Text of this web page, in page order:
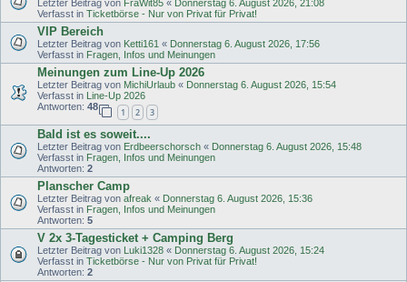
Letzter Beitrag von FraWit85 « Donnerstag 6. August 2026, 21:08
Verfasst in Ticketbörse - Nur von Privat für Privat!
VIP Bereich
Letzter Beitrag von Ketti161 « Donnerstag 6. August 2026, 17:56
Verfasst in Fragen, Infos und Meinungen
Meinungen zum Line-Up 2026
Letzter Beitrag von MichiUrlaub « Donnerstag 6. August 2026, 15:54
Verfasst in Line-Up 2026
Antworten: 48
1 2 3
Bald ist es soweit....
Letzter Beitrag von Erdbeerschorsch « Donnerstag 6. August 2026, 15:48
Verfasst in Fragen, Infos und Meinungen
Antworten: 2
Planscher Camp
Letzter Beitrag von afreak « Donnerstag 6. August 2026, 15:36
Verfasst in Fragen, Infos und Meinungen
Antworten: 5
V 2x 3-Tagesticket + Camping Berg
Letzter Beitrag von Luki1328 « Donnerstag 6. August 2026, 15:24
Verfasst in Ticketbörse - Nur von Privat für Privat!
Antworten: 2